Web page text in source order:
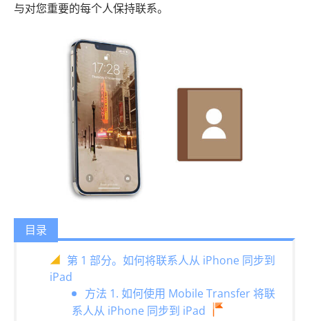
与对您重要的每个人保持联系。
目录
第 1 部分。如何将联系人从 iPhone 同步到
iPad
方法 1. 如何使用 Mobile Transfer 将联
系人从 iPhone 同步到 iPad